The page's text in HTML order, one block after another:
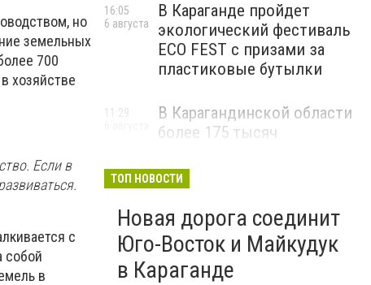
но
земельных
700
хозяйстве
Если в
с
собой
в
В Караганде пройдет
экологический фестиваль
ECO FEST с призами за
пластиковые бутылки
16:05
6 августа
В Карагандинской области
более 175 тысяч
учебный год 1 сентября
11:29
ТОП НОВОСТИ
Новая дорога соединит
Юго-Восток и Майкудук
в Караганде